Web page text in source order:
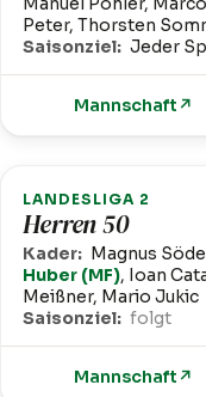
Peter, Thorsten
Saisonziel: Jeder
Mannschaft ↗
LANDESLIGA 2
Herren 50
Kader: Magnus
Huber (MF), Ioan
Meißner, Mario Jukic
Saisonziel: folgt
Mannschaft ↗